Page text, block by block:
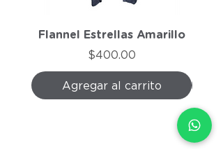
Flannel Estrellas Amarillo
Precio
$400.00
Agregar al carrito